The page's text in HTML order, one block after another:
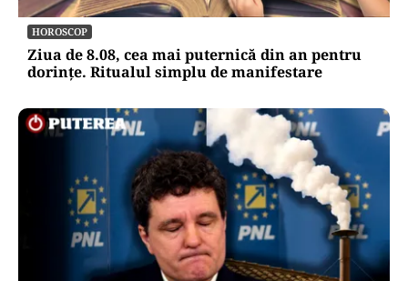
HOROSCOP
Ziua de 8.08, cea mai puternică din an pentru
dorințe. Ritualul simplu de manifestare